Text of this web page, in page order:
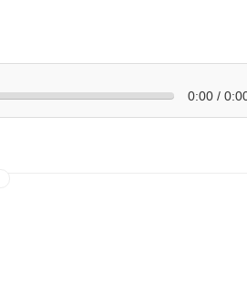
0:00 /